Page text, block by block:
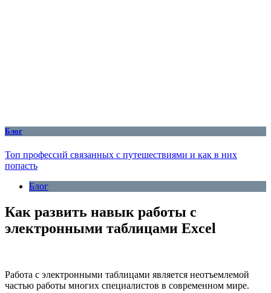
Блог
Топ профессий связанных с путешествиями и как в них
попасть
Блог
Как развить навык работы с
электронными таблицами Excel
Работа с электронными таблицами является неотъемлемой
частью работы многих специалистов в современном мире.